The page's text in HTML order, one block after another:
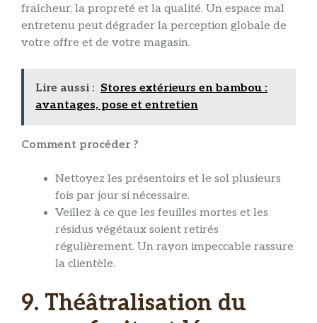
fraîcheur, la propreté et la qualité. Un espace mal
entretenu peut dégrader la perception globale de
votre offre et de votre magasin.
Lire aussi : Stores extérieurs en bambou :
avantages, pose et entretien
Comment procéder ?
Nettoyez les présentoirs et le sol plusieurs
fois par jour si nécessaire.
Veillez à ce que les feuilles mortes et les
résidus végétaux soient retirés
régulièrement. Un rayon impeccable rassure
la clientèle.
9. Théâtralisation du